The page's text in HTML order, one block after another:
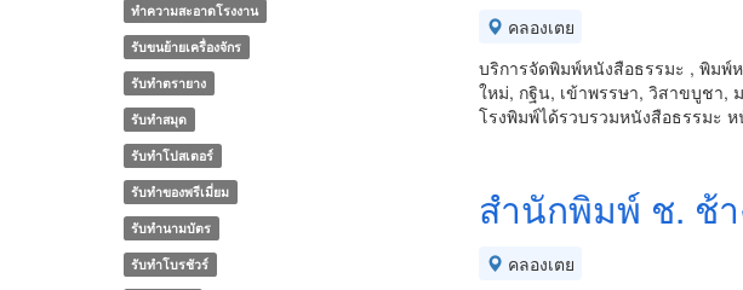
คลองเตย
บริการจัดพิมพ์หนังสือธรรมะ , พิมพ์
ใหม่, กฐิน, เข้าพรรษา, วิสาขบูชา,
โรงพิมพ์ได้รวบรวมหนังสือธรรมะ
สำนักพิมพ์ ช. ช้า
คลองเตย
ทำความสะอาดโรงงาน
รับขนย้ายเครื่องจักร
รับทำตรายาง
รับทำสมุด
รับทำโปสเตอร์
รับทําของพรีเมี่ยม
รับทํานามบัตร
รับทําโบรชัวร์